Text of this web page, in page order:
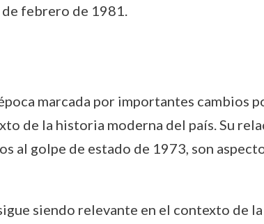
febrero de 1981.
marcada por importantes cambios
de la historia moderna del país. Su
al golpe de estado de 1973, son
siendo relevante en el contexto de